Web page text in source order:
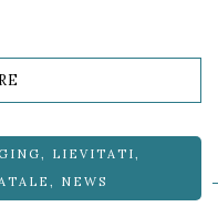
, LIEVITATI,
, NEWS